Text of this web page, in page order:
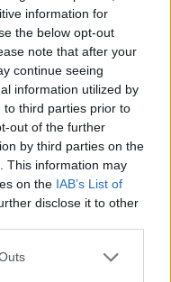
information for
the below opt-out
note that after your
continue seeing
information utilized by
to third parties prior to
out of the further
by third parties on the
This information may
on the IAB’s List of
disclose it to other
one or more Google